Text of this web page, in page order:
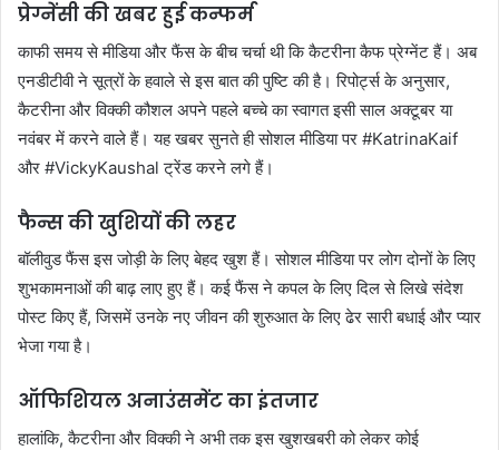
प्रेग्नेंसी की खबर हुई कन्फर्म
काफी समय से मीडिया और फैंस के बीच चर्चा थी कि कैटरीना कैफ प्रेग्नेंट हैं। अब
एनडीटीवी ने सूत्रों के हवाले से इस बात की पुष्टि की है। रिपोर्ट्स के अनुसार,
कैटरीना और विक्की कौशल अपने पहले बच्चे का स्वागत इसी साल अक्टूबर या
नवंबर में करने वाले हैं। यह खबर सुनते ही सोशल मीडिया पर #KatrinaKaif
और #VickyKaushal ट्रेंड करने लगे हैं।
फैन्स की खुशियों की लहर
बॉलीवुड फैंस इस जोड़ी के लिए बेहद खुश हैं। सोशल मीडिया पर लोग दोनों के लिए
शुभकामनाओं की बाढ़ लाए हुए हैं। कई फैंस ने कपल के लिए दिल से लिखे संदेश
पोस्ट किए हैं, जिसमें उनके नए जीवन की शुरुआत के लिए ढेर सारी बधाई और प्यार
भेजा गया है।
ऑफिशियल अनाउंसमेंट का इंतजार
हालांकि, कैटरीना और विक्की ने अभी तक इस खुशखबरी को लेकर कोई